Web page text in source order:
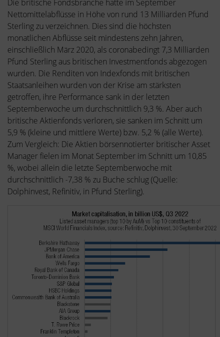
Die britische Fondsbranche hatte im September
Nettomittelabflüsse in Höhe von rund 13 Milliarden Pfund
Sterling zu verzeichnen. Dies sind die höchsten
monatlichen Abflüsse seit mindestens zehn Jahren,
einschließlich März 2020, als coronabedingt 7,3 Milliarden
Pfund Sterling aus britischen Investmentfonds abgezogen
wurden. Die Renditen von Indexfonds mit britischen
Staatsanleihen wurden von der Krise am stärksten
getroffen, ihre Performance sank in der letzten
Septemberwoche um durchschnittlich 9,3 %. Aber auch
britische Aktienfonds verloren, sie sanken im Schnitt um
5,9 % (kleine und mittlere Werte) bzw. 5,2 % (alle Werte).
Zum Vergleich: Die Aktien börsennotierter britischer Asset
Manager fielen im Monat September im Schnitt um 10,85
%, wobei allein die letzte Septemberwoche mit
durchschnittlich -7,38 % zu Buche schlug (Quelle:
Dolphinvest, Refinitiv, in Pfund Sterling).